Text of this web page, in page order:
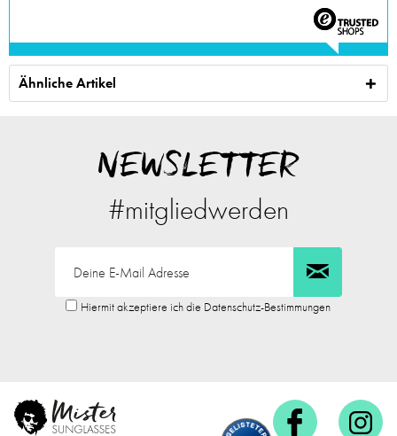
Ähnliche Artikel
NEWSLETTER
#mitgliedwerden
Hiermit akzeptiere ich die Datenschutz-Bestimmungen